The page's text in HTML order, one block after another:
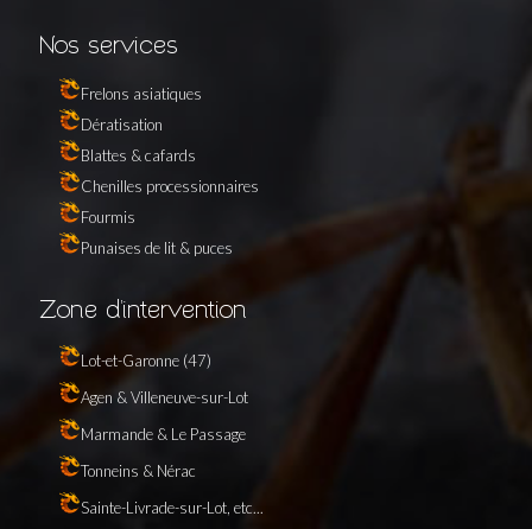
Nos services
Frelons asiatiques
Dératisation
Blattes & cafards
Chenilles processionnaires
Fourmis
Punaises de lit & puces
Zone d’intervention
Lot-et-Garonne (47)
Agen & Villeneuve-sur-Lot
Marmande & Le Passage
Tonneins & Nérac
Sainte-Livrade-sur-Lot, etc...